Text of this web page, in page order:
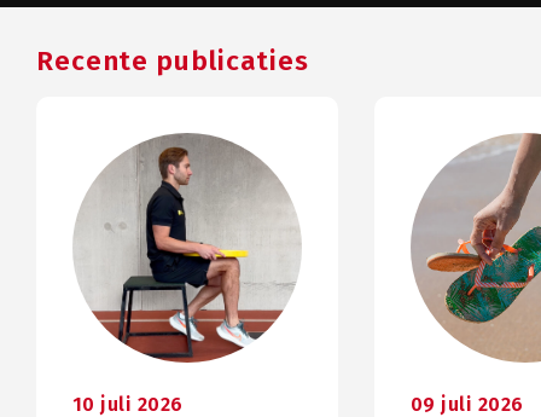
Recente publicaties
10 juli 2026 09 juli 2026